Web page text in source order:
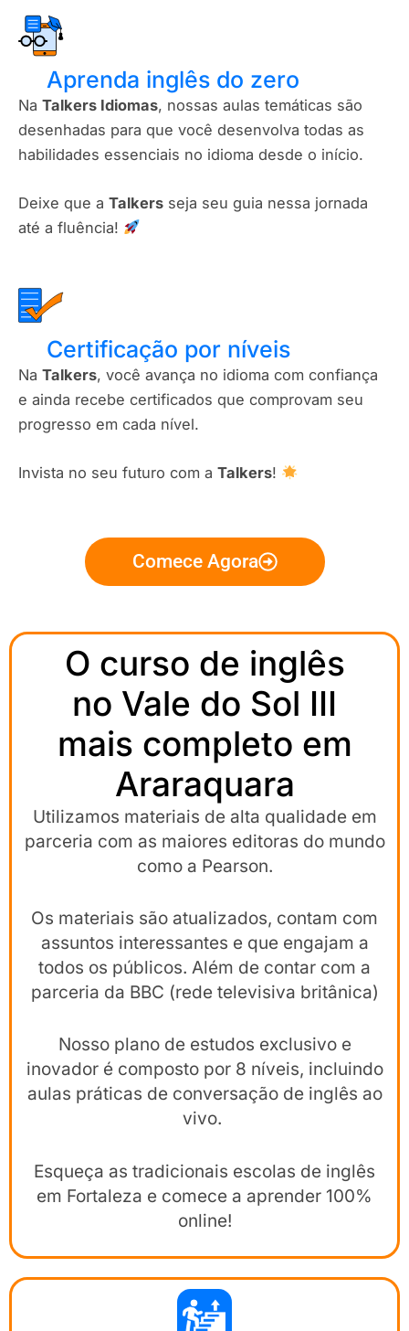
Aprenda inglês do zero
Na Talkers Idiomas, nossas aulas temáticas são
desenhadas para que você desenvolva todas as
habilidades essenciais no idioma desde o início.
Deixe que a Talkers seja seu guia nessa jornada
até a fluência!
Certificação por níveis​
Na Talkers, você avança no idioma com confiança
e ainda recebe certificados que comprovam seu
progresso em cada nível.
Invista no seu futuro com a Talkers!
Comece Agora
O curso de inglês
no Vale do Sol III
mais completo em
Araraquara
Utilizamos materiais de alta qualidade em
parceria com as maiores editoras do mundo
como a Pearson.
Os materiais são atualizados, contam com
assuntos interessantes e que engajam a
todos os públicos. Além de contar com a
parceria da BBC (rede televisiva britânica)
Nosso plano de estudos exclusivo e
inovador é composto por 8 níveis, incluindo
aulas práticas de conversação de inglês ao
vivo.
Esqueça as tradicionais escolas de inglês
em Fortaleza e comece a aprender 100%
online!